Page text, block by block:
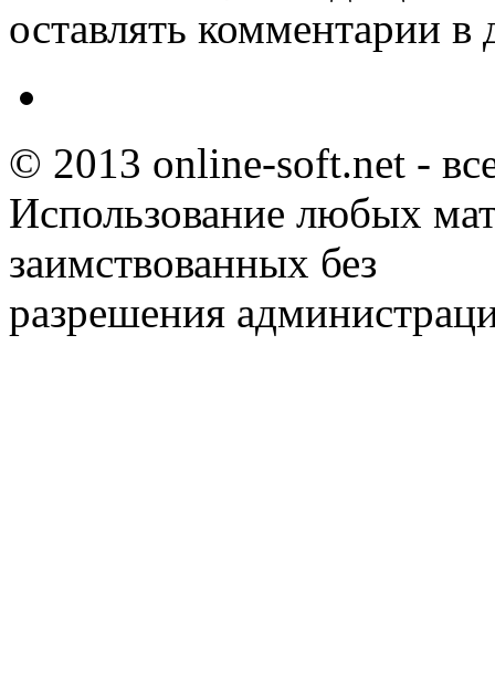
оставлять комментарии в
© 2013 online-soft.net -
Использование любых
заимствованных без
разрешения